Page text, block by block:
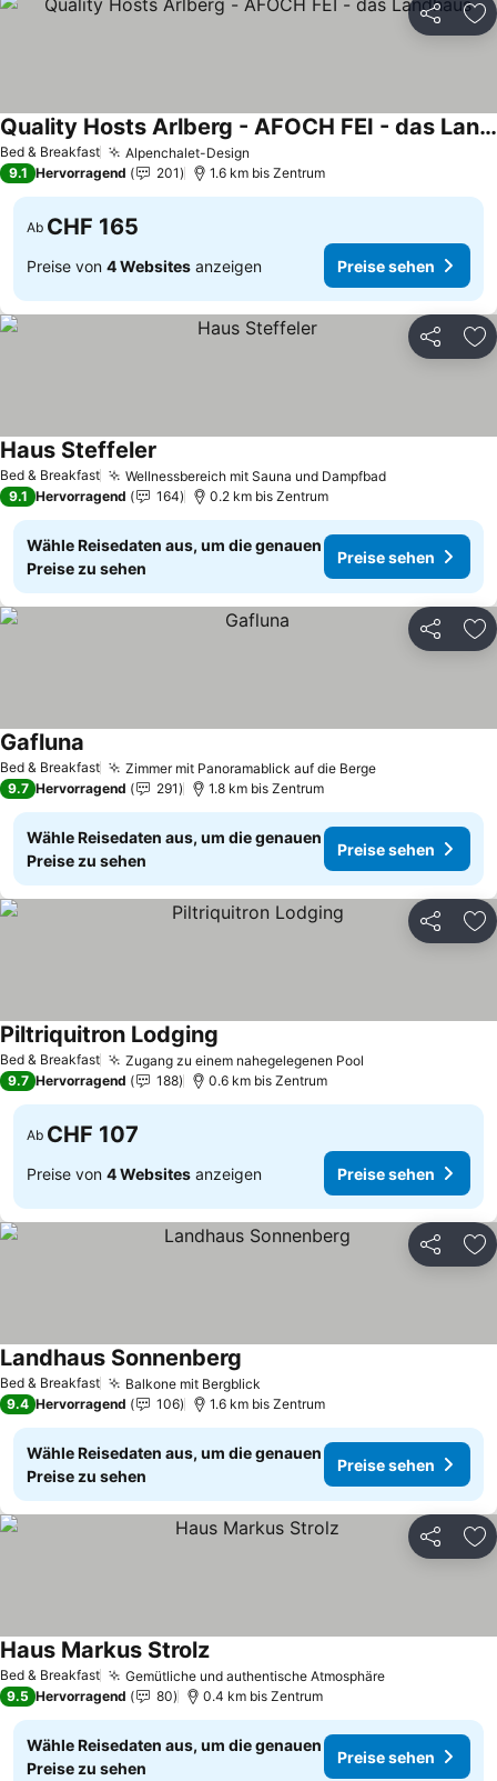
Teilen
Bed & Breakfast Alpenchalet-Design
Quality Hosts Arlberg - AFOCH FEI - das Landhaus
9.1 Hervorragend 201 1.6 km bis Zentrum
Ab CHF 165
Preise von 4 Websites anzeigen Preise sehen
Teilen
Bed & Breakfast Wellnessbereich mit Sauna und Dampfbad
Haus Steffeler
9.1 Hervorragend 164 0.2 km bis Zentrum
Wähle Reisedaten aus, um die genauen
Preise zu sehen
Preise sehen
Teilen
Bed & Breakfast Zimmer mit Panoramablick auf die Berge
Gafluna
9.7 Hervorragend 291 1.8 km bis Zentrum
Wähle Reisedaten aus, um die genauen
Preise zu sehen
Preise sehen
Teilen
Bed & Breakfast Zugang zu einem nahegelegenen Pool
Piltriquitron Lodging
9.7 Hervorragend 188 0.6 km bis Zentrum
Ab CHF 107
Preise von 4 Websites anzeigen Preise sehen
Teilen
Bed & Breakfast Balkone mit Bergblick
Landhaus Sonnenberg
9.4 Hervorragend 106 1.6 km bis Zentrum
Wähle Reisedaten aus, um die genauen
Preise zu sehen
Preise sehen
Teilen
Bed & Breakfast Gemütliche und authentische Atmosphäre
Haus Markus Strolz
9.5 Hervorragend 80 0.4 km bis Zentrum
Wähle Reisedaten aus, um die genauen
Preise zu sehen
Preise sehen